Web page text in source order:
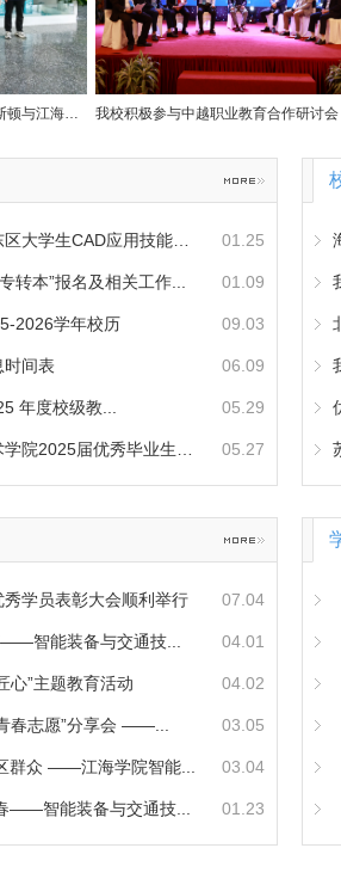
校企携手赋能机器人产业：艾斯顿与江海学院...
01.25
学生CAD应用技能竞...
01.09
转本”报名及相关工作...
09.03
2026学年校历
06.09
间表
05.29
年度校级教...
05.27
2025届优秀毕业生的...
07.04
学员表彰大会顺利举行
04.01
智能装备与交通技...
04.02
心”主题教育活动
03.05
春志愿”分享会 ——...
03.04
群众 ——江海学院智能...
01.23
——智能装备与交通技...